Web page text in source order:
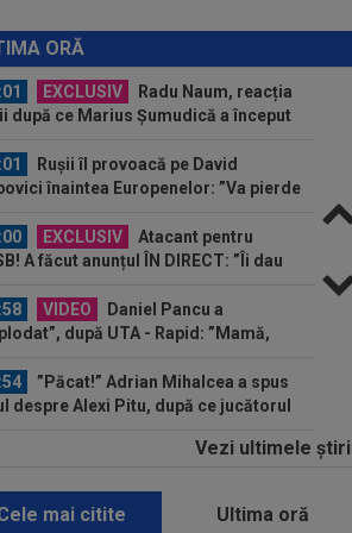
ORĂ
a ratat transferul la încă o
de UCL! Picat la...
EXCLUSIV
Radu Naum, reacția
după ce Marius Șumudică a început
Rușii îl provoacă pe David
înaintea Europenelor: ”Va pierde
EXCLUSIV
Atacant pentru
A făcut anunțul ÎN DIRECT: ”Îi dau
VIDEO
Daniel Pancu a
după UTA - Rapid: ”Mamă,
”Păcat!” Adrian Mihalcea a spus
despre Alexi Pitu, după ce jucătorul
2 la 1: au dat
Alex Dobre a vorbit despre
Vezi ultimele ştiri
mai citite Ultima oră